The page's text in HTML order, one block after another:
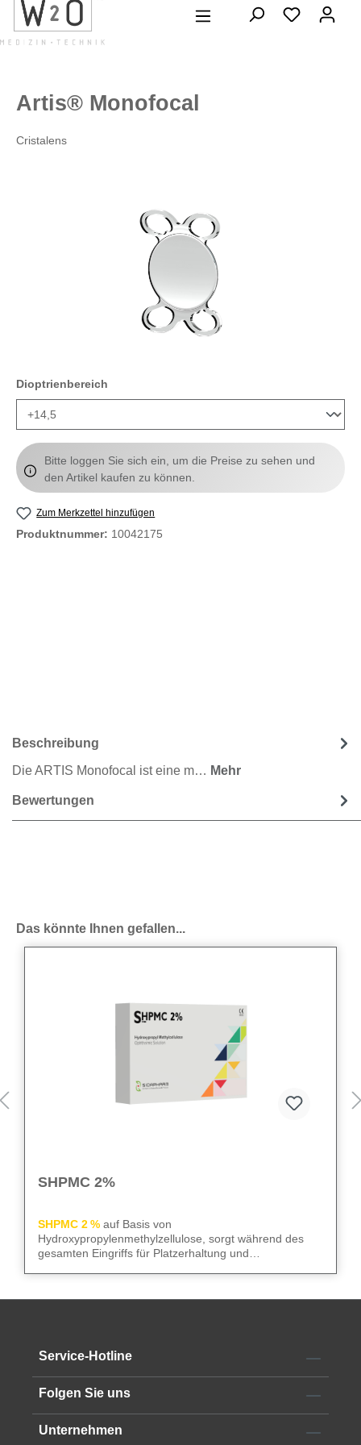
springen
Artis® Monofocal
Cristalens
Dioptrienbereich
Bitte loggen Sie sich ein, um die Preise zu sehen und
den Artikel kaufen zu können.
Zum Merkzettel hinzufügen
Produktnummer: 10042175
Beschreibung
Die ARTIS Monofocal ist eine m… Mehr
Bewertungen
Produktgalerie überspringen
Das könnte Ihnen gefallen...
SHPMC 2%
SHPMC 2 % auf Basis von
Hydroxypropylenmethylzellulose, sorgt während des
gesamten Eingriffs für Platzerhaltung und
hohe HPMC-Konzentration. Die 2‑ml-Luer-Lock-Spritze
Alle technischen Informationen finden Sie im
Service-Hotline
Folgen Sie uns
Unternehmen